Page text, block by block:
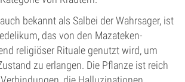
bekannt als Salbei der Wahrsager, ist
das von den Mazateken-
religiöser Rituale genutzt wird, um
zu erlangen. Die Pflanze ist reich